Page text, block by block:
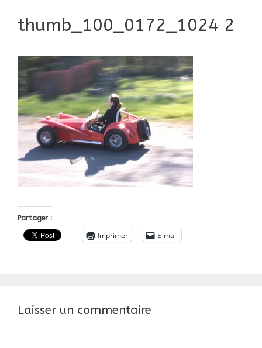
thumb_100_0172_1024 2
Partager :
Imprimer E-mail
Laisser un commentaire